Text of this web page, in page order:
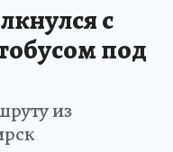
с
под
из